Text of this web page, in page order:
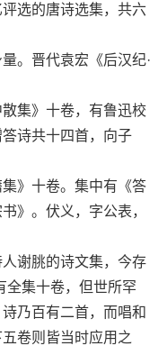
选的唐诗选集，共六
。晋代袁宏《后汉纪·
集》十卷，有鲁迅校
诗共十四首，向子
》十卷。集中有《答
》。伏义，字公表，
谢朓的诗文集，今存
全集十卷，但世所罕
乃百有二首，而唱和
卷则皆当时应用之